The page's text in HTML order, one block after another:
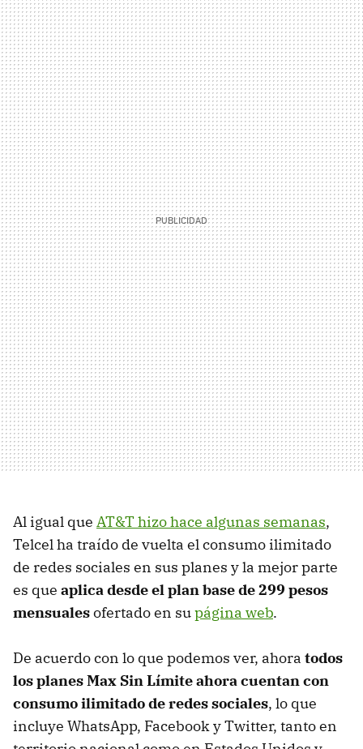
Al igual que AT&T hizo hace algunas semanas,
Telcel ha traído de vuelta el consumo ilimitado
de redes sociales en sus planes y la mejor parte
es que aplica desde el plan base de 299 pesos
mensualesofertado en supágina web.
De acuerdo con lo que podemos ver, ahora todos
los planes Max Sin Límite ahora cuentan con
consumo ilimitado de redes sociales, lo que
incluye WhatsApp, Facebook y Twitter, tanto en